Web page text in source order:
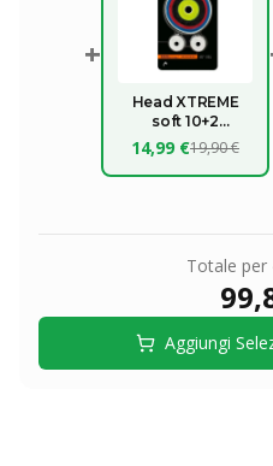
+
Head XTREME
soft 10+2
OMAGGIO
14,99 €19,90 €
Totale per
Aggiungi